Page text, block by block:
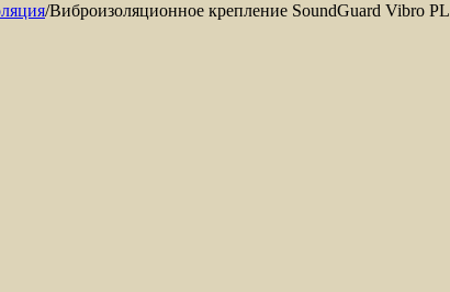
/Виброизоляционное крепление SoundGuard Vibro PL